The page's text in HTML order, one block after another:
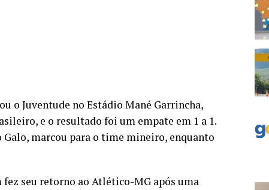
o Juventude no Estádio Mané Garrincha,
e o resultado foi um empate em 1 a 1.
marcou para o time mineiro, enquanto
seu retorno ao Atlético-MG após uma